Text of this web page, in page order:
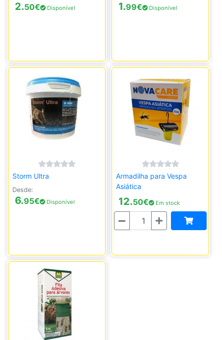
2.50€ Disponível 1.99€ Disponível
Storm Ultra
Desde:
6.95€ Disponível
Armadilha para Vespa
Asiática
12.50€ Em stock
Quantidade